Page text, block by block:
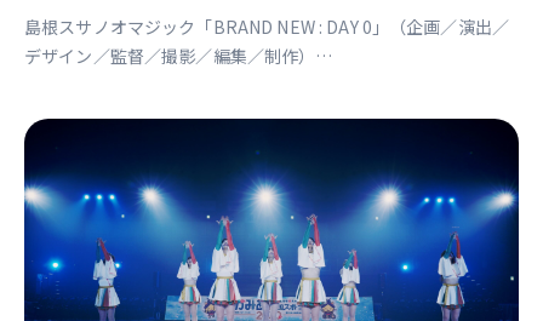
島根スサノオマジック「BRAND NEW : DAY 0」（企画／演出／
デザイン／監督／撮影／編集／制作）